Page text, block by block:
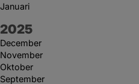
Januari
År:
2025
December
November
Oktober
September